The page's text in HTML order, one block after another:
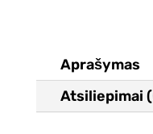
Aprašymas
Atsiliepimai